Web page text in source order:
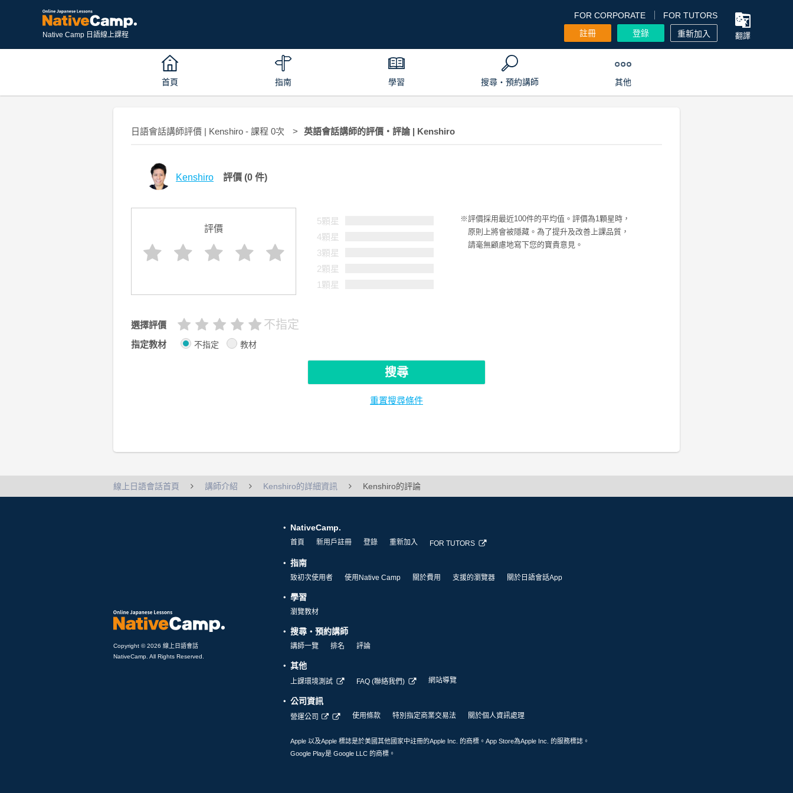
Native Camp 日語線上課程
FOR CORPORATE
FOR TUTORS
註冊
登錄 重新加入 翻譯
首頁 指南 學習 搜尋・預約講師 其他
日語會話講師評價 | Kenshiro - 課程 0次 英語會話講師的評價・評論 | Kenshiro
Kenshiro 評價 (0 件)
評價
5顆星
4顆星
3顆星
2顆星
1顆星
評價採用最近100件的平均值。評價為1顆星時，
原則上將會被隱藏。為了提升及改善上課品質，
請毫無顧慮地寫下您的寶貴意見。
選擇評價 不指定
指定教材 不指定 教材
搜尋
重置搜尋條件
線上日語會話首頁 講師介紹 Kenshiro的詳細資訊 Kenshiro的評論
Copyright © 2026 線上日語會話
NativeCamp. All Rights Reserved.
NativeCamp.
首頁 新用戶註冊 登錄 重新加入 FOR TUTORS
指南
致初次使用者 使用Native Camp 關於費用 支援的瀏覽器 關於日語會話App
學習
瀏覽教材
搜尋・預約講師
講師一覽 排名 評論
其他
上課環境測試 FAQ (聯絡我們) 網站導覽
公司資訊
營運公司 使用條款 特別指定商業交易法 關於個人資訊處理
Apple 以及Apple 標誌是於美國其他國家中註冊的Apple Inc. 的商標。App Store為Apple Inc. 的服務標誌。
Google Play是 Google LLC 的商標。